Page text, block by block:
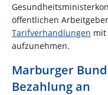
öffentlichen
Tarifverhandlungen mit
aufzunehmen.
Marburger
Bezahlung an